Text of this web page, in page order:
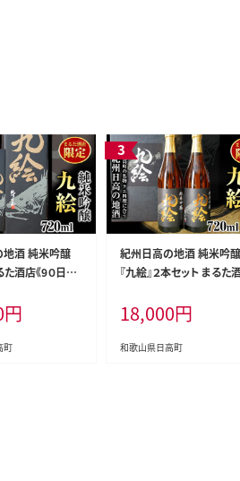
酒 純米吟醸
た酒店《9０日以
高町 酒 純米吟
wsh_marukue_
円
町
紀州日高の地酒 純米吟醸
『九絵』２本セット まるた
祝除く)》 和歌山県 日高町
酒 純米吟醸 地酒 ---
18,000円
和歌山県日高町